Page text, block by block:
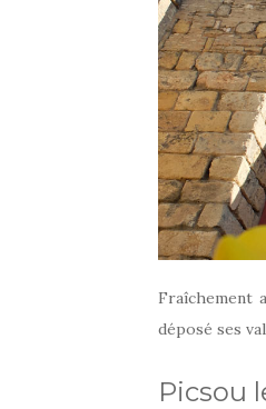
Fraîchement
déposé ses
Picsou